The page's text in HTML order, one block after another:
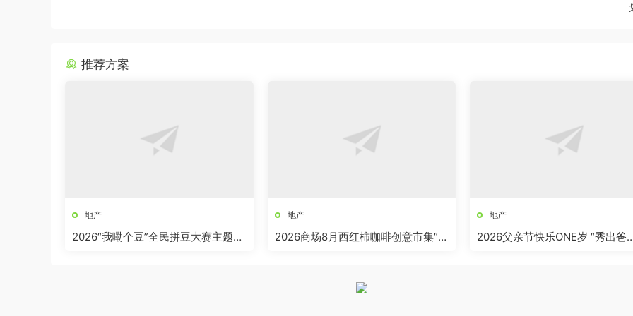
推荐方案
地产
2026“我嘞个豆”全民拼豆大赛主题活
地产
2026商场8月西红柿咖啡创意市集“柿
地产
2026父亲节快乐ONE岁 “秀出爸